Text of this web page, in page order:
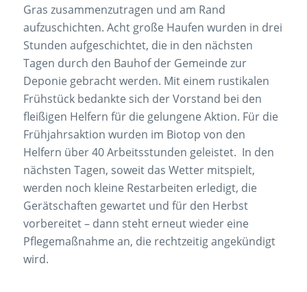
Gras zusammenzutragen und am Rand
aufzuschichten. Acht große Haufen wurden in drei
Stunden aufgeschichtet, die in den nächsten
Tagen durch den Bauhof der Gemeinde zur
Deponie gebracht werden. Mit einem rustikalen
Frühstück bedankte sich der Vorstand bei den
fleißigen Helfern für die gelungene Aktion. Für die
Frühjahrsaktion wurden im Biotop von den
Helfern über 40 Arbeitsstunden geleistet. In den
nächsten Tagen, soweit das Wetter mitspielt,
werden noch kleine Restarbeiten erledigt, die
Gerätschaften gewartet und für den Herbst
vorbereitet – dann steht erneut wieder eine
Pflegemaßnahme an, die rechtzeitig angekündigt
wird.